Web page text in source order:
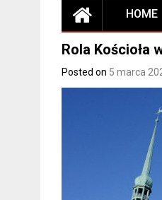
HOME
Rola Kościoła
Posted on 5 marca